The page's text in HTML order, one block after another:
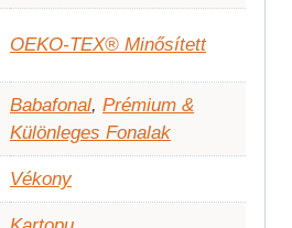
OEKO-TEX® Minősített
Babafonal, Prémium &
Különleges Fonalak
Vékony